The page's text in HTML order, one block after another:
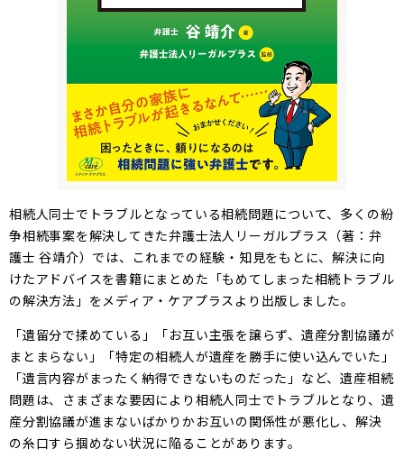
相続人同士でトラブルとなっている相続問題について、多くの紛
争相続事案を解決してきた弁護士法人リーガルプラス（著：弁
護士 谷靖介）では、これまでの経験・知見をもとに、解決に向
けたアドバイスを書籍にまとめた「もめてしまった相続トラブル
の解決方法」をメディア・ケアプラスより出版しました。
「遺留分で揉めている」「お互い主張を譲らず、遺産分割協議が
まとまらない」「特定の相続人が遺産を勝手に使い込んでいた」
「遺言内容がまったく納得できないものだった」など、遺産相続
問題は、さまざまな要因により相続人同士でトラブルとなり、遺
産分割協議が進まないばかりかお互いの関係性が悪化し、解決
の糸口すら掴めない状況に陥ることがあります。